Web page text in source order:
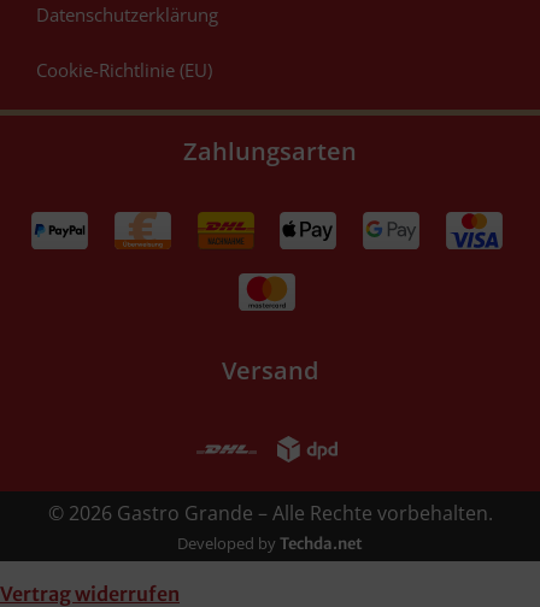
Datenschutzerklärung
Cookie-Richtlinie (EU)
Zahlungsarten
Versand
© 2026 Gastro Grande – Alle Rechte vorbehalten.
Developed by Techda.net
Vertrag widerrufen